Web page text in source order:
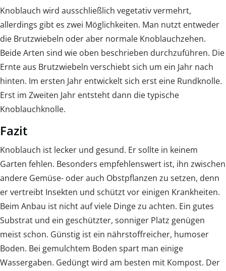
Knoblauch wird ausschließlich vegetativ vermehrt,
allerdings gibt es zwei Möglichkeiten. Man nutzt entweder
die Brutzwiebeln oder aber normale Knoblauchzehen.
Beide Arten sind wie oben beschrieben durchzuführen. Die
Ernte aus Brutzwiebeln verschiebt sich um ein Jahr nach
hinten. Im ersten Jahr entwickelt sich erst eine Rundknolle.
Erst im Zweiten Jahr entsteht dann die typische
Knoblauchknolle.
Fazit
Knoblauch ist lecker und gesund. Er sollte in keinem
Garten fehlen. Besonders empfehlenswert ist, ihn zwischen
andere Gemüse- oder auch Obstpflanzen zu setzen, denn
er vertreibt Insekten und schützt vor einigen Krankheiten.
Beim Anbau ist nicht auf viele Dinge zu achten. Ein gutes
Substrat und ein geschützter, sonniger Platz genügen
meist schon. Günstig ist ein nährstoffreicher, humoser
Boden. Bei gemulchtem Boden spart man einige
Wassergaben. Gedüngt wird am besten mit Kompost. Der